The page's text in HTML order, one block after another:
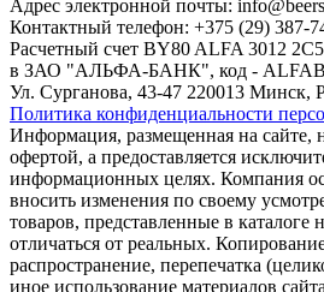
Адрес электронной почты:
Контактный телефон: +375 (29) 387-
Расчетный счет BY80 ALFA 3012
в ЗАО "АЛЬФА-БАНК", код -
Ул. Сурганова, 43-47 220013 Минск,
Политика конфиденциальности
Информация, размещенная на сайте,
офертой, а предоставляется
информационных целях. Компания
вносить изменения по своему
товаров, представленные в каталоге
отличаться от реальных.
распространение, перепечатка
иное использование материалов